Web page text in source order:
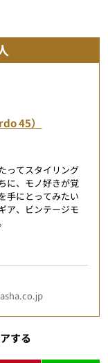
45）
ってスタイリング
に、モノ好きが覚
手にとってみたい
ア、ビンテージモ
する